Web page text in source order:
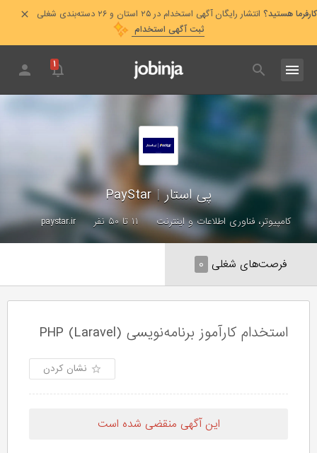
کارفرما هستید؟ انتشار رایگان آگهی استخدام در ۲۵ استان و ۲۶ دسته‌بندی شغلی
ثبت آگهی استخدام
۱
پی استار|
PayStar
کامپیوتر، فناوری اطلاعات و اینترنت ۱۱ تا ۵۰ نفر paystar.ir
فرصت‌های شغلی ۰
استخدام کارآموز برنامه‌نویسی (PHP (Laravel
نشان کردن
این آگهی منقضی شده است